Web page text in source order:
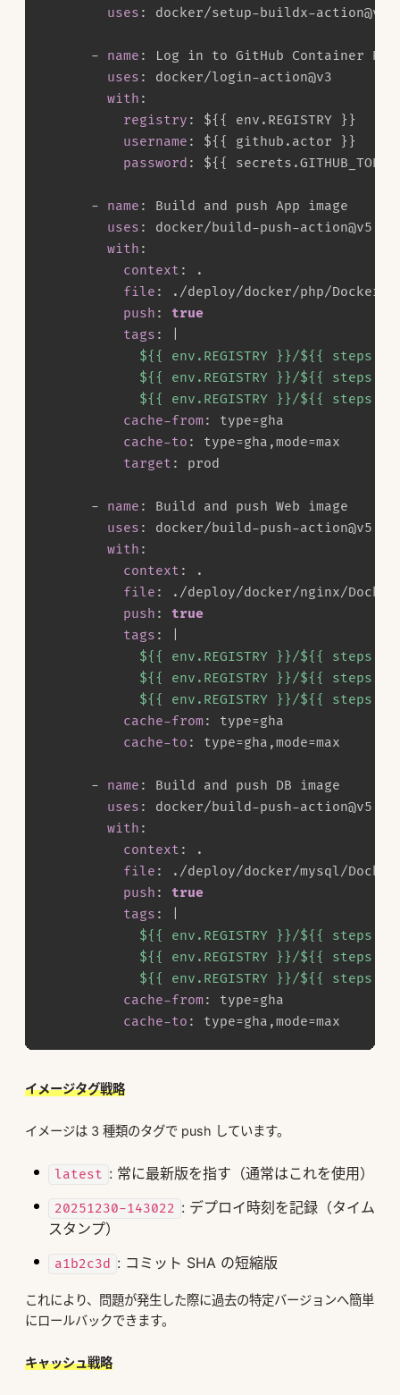
uses : docker/setup-buildx-action@v3
- name :
Log in to GitHub Container
uses : docker/login-action@v3
with :
registry : ${ { env.REGISTRY } }
username : ${ { github.actor } }
password : ${ {
- name :
Build and push App image
uses : docker/build-push-action@v5
with :
context :
.
file :
./deploy/docker/php/
push :
true
tags :
${{ env.REGISTRY }}/${{
${{ env.REGISTRY }}/${{
${{ env.REGISTRY }}/${{
cache-from :
type=gha
cache-to : type=gha ,mode=max
target : prod
- name :
Build and push Web image
uses : docker/build-push-action@v5
with :
context :
.
file :
./deploy/docker/nginx/
push :
true
tags :
${{ env.REGISTRY }}/${{
${{ env.REGISTRY }}/${{
${{ env.REGISTRY }}/${{
cache-from :
type=gha
cache-to : type=gha ,mode=max
- name :
Build and push DB image
uses : docker/build-push-action@v5
with :
context :
.
file :
./deploy/docker/mysql/
push :
true
tags :
${{ env.REGISTRY }}/${{
${{ env.REGISTRY }}/${{
${{ env.REGISTRY }}/${{
cache-from :
type=gha
cache-to : type=gha ,
イメージタグ戦略
イメージは 3 種類のタグで push しています。
latest : 常に最新版を指す（通常はこれを使用）
20251230-143022 : デプロイ時刻を記録（タイム
スタンプ）
a1b2c3d : コミット SHA の短縮版
これにより、問題が発生した際に過去の特定バージョンへ簡単
にロールバックできます。
キャッシュ戦略